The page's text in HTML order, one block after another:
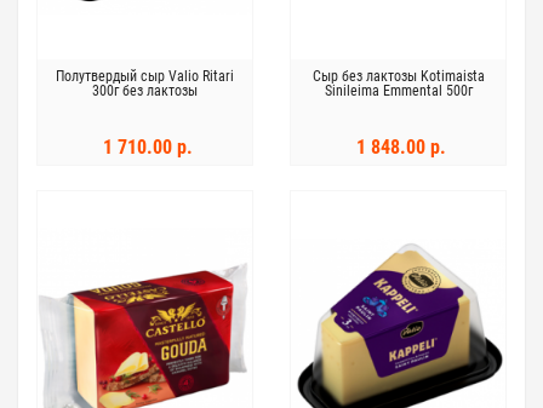
Полутвердый сыр Valio Ritari
300г без лактозы
1 710.00 р.
Сыр без лактозы Kotimaista
Sinileima Emmental 500г
1 848.00 р.